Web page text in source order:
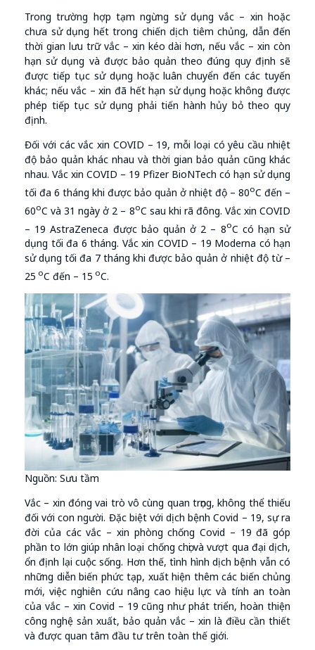
Trong trường hợp tạm ngừng sử dụng vắc – xin hoặc
chưa sử dụng hết trong chiến dịch tiêm chủng, dẫn đến
thời gian lưu trữ vắc – xin kéo dài hơn, nếu vắc – xin còn
hạn sử dụng và được bảo quản theo đúng quy định sẽ
được tiếp tục sử dụng hoặc luân chuyển đến các tuyến
khác; nếu vắc – xin đã hết hạn sử dụng hoặc không được
phép tiếp tục sử dụng phải tiến hành hủy bỏ theo quy
định.
Đối với các vắc xin COVID – 19, mỗi loại có yêu cầu nhiệt
độ bảo quản khác nhau và thời gian bảo quản cũng khác
nhau. Vắc xin COVID – 19 Pfizer BioNTech có hạn sử dụng
tối đa 6 tháng khi được bảo quản ở nhiệt độ – 80oC đến –
60oC và 31 ngày ở 2 – 8oC sau khi rã đông. Vắc xin COVID
– 19 AstraZeneca được bảo quản ở 2 – 8oC có hạn sử
dụng tối đa 6 tháng. Vắc xin COVID – 19 Moderna có hạn
sử dụng tối đa 7 tháng khi được bảo quản ở nhiệt độ từ –
25 oC đến – 15 oC.
Nguồn: Sưu tầm
Vắc – xin đóng vai trò vô cùng quan trọng, không thể thiếu
đối với con người. Đặc biệt với dịch bệnh Covid – 19, sự ra
đời của các vắc – xin phòng chống Covid – 19 đã góp
phần to lớn giúp nhân loại chống chọi và vượt qua đại dịch,
ổn định lại cuộc sống. Hơn thế, tình hình dịch bệnh vẫn có
những diễn biến phức tạp, xuất hiện thêm các biến chủng
mới, việc nghiên cứu nâng cao hiệu lực và tính an toàn
của vắc – xin Covid – 19 cũng như phát triển, hoàn thiện
công nghệ sản xuất, bảo quản vắc – xin là điều cần thiết
và được quan tâm đầu tư trên toàn thế giới.